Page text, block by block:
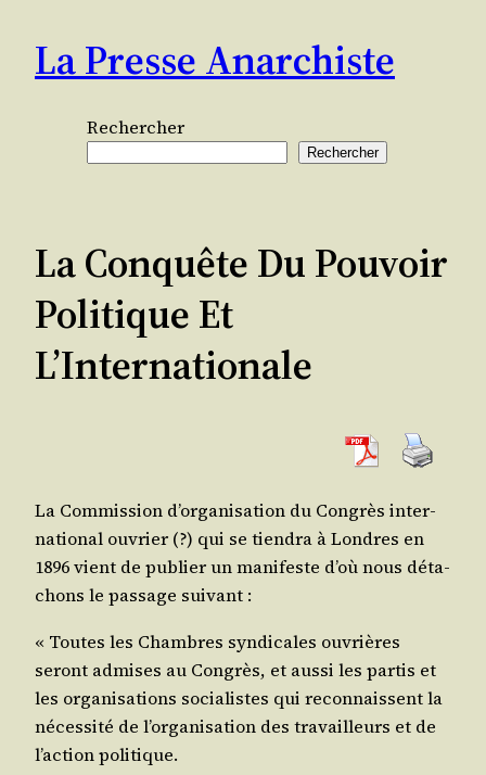
contenu
La Presse Anarchiste
Rechercher
Rechercher
La Conquête Du Pouvoir
Politique Et
L’Internationale
La Com­mis­sion d’or­ga­ni­sa­tion du Congrès inter­
na­tio­nal ouvrier (?) qui se tien­dra à Londres en
1896 vient de publier un mani­feste d’où nous déta­
chons le pas­sage suivant :
« Toutes les Chambres syn­di­cales ouvrières
seront admises au Congrès, et aus­si les par­tis et
les orga­ni­sa­tions socia­listes qui recon­naissent la
néces­si­té de l’or­ga­ni­sa­tion des tra­vailleurs et de
l’ac­tion politique.